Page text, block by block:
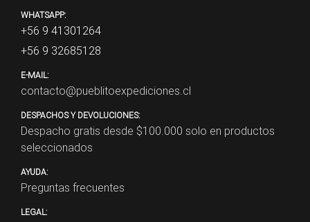
WHATSAPP:
+56 9 41301264
+56 9 32685128
E-MAIL:
contacto@pueblitoexpediciones.cl
DESPACHOS Y DEVOLUCIONES:
Despacho gratis desde $100.000 solo en productos
seleccionados
AYUDA:
Preguntas frecuentes
LEGAL: